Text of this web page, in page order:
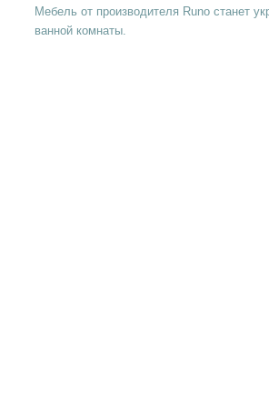
Мебель от производителя Runo станет
ванной комнаты.